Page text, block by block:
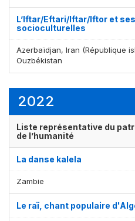
L’Iftar/Eftari/Iftar/Iftor et
socioculturelles
Azerbaïdjan, Iran (République
Ouzbékistan
2022
Liste représentative du
de l’humanité
La danse kalela
Zambie
Le raï, chant populaire